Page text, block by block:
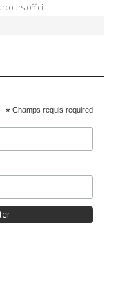
profils, carte et dates
* Champs requis required